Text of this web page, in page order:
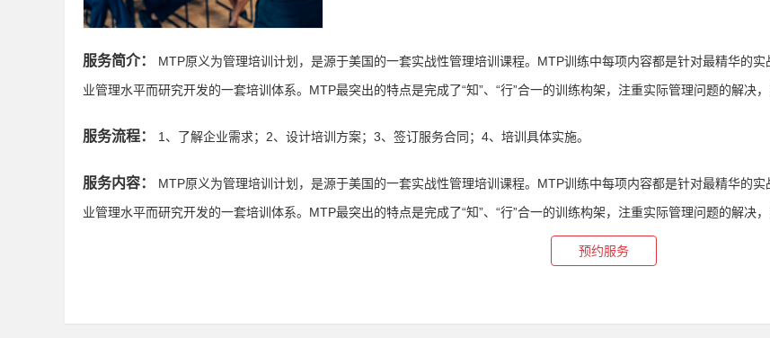
服务简介： MTP原义为管理培训计划，是源于美国的一套实战性管理培训课程。MTP训练中每项内容都是针对最精华的
业管理水平而研究开发的一套培训体系。MTP最突出的特点是完成了“知”、“行”合一的训练构架，注重实际管理问题的解决
服务流程： 1、了解企业需求；2、设计培训方案；3、签订服务合同；4、培训具体实施。
服务内容： MTP原义为管理培训计划，是源于美国的一套实战性管理培训课程。MTP训练中每项内容都是针对最精华的
业管理水平而研究开发的一套培训体系。MTP最突出的特点是完成了“知”、“行”合一的训练构架，注重实际管理问题的解决
预约服务